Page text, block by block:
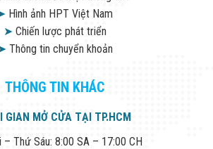
Hình ảnh HPT Việt Nam
➤Chiến lược phát triển
Thông tin chuyển khoản
THÔNG TIN KHÁC
GIAN MỞ CỬA TẠI TP.HCM
– Thứ Sáu: 8:00 SA – 17:00 CH